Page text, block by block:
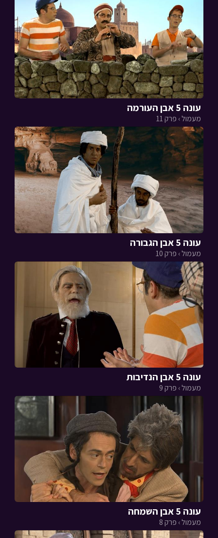
עונה 5 אבן העורמה
מעמול › פרק 11
עונה 5 אבן הגבורה
מעמול › פרק 10
עונה 5 אבן הנדיבות
מעמול › פרק 9
עונה 5 אבן השמחה
מעמול › פרק 8